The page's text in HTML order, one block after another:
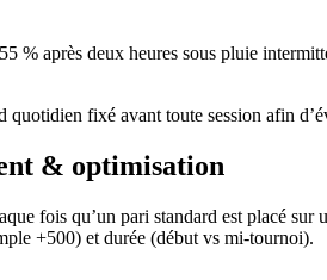
% après deux heures sous pluie
fixé avant toute session afin
& optimisation
fois qu’un pari standard est placé
+500) et durée (début vs mi‑tournoi).